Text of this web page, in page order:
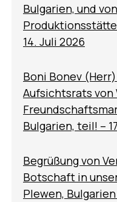
Bulgarien, und
14. Juli 2026
Boni Bonev
Aufsichtsrats von
Bulgarien, teil! –
Begrüßung von
Botschaft in
Plewen,